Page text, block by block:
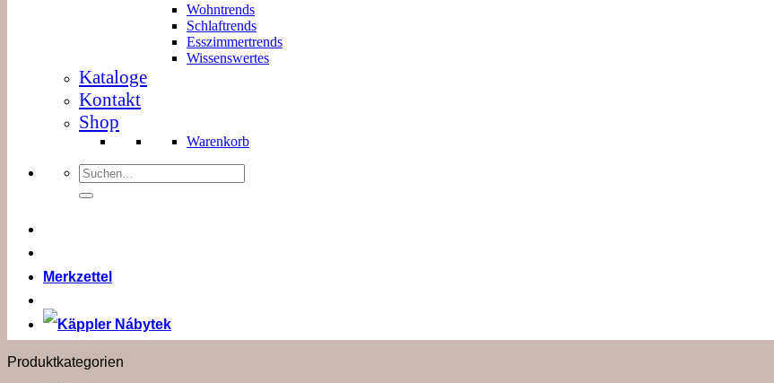
Wohntrends
Schlaftrends
Esszimmertrends
Wissenswertes
Kataloge
Kontakt
Shop
Warenkorb
Suchen
nach:
Merkzettel
Produktkategorien